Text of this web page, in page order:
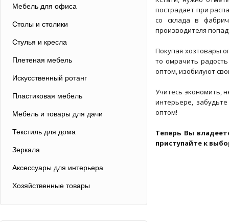
Мебель для офиса
Столы и столики
Стулья и кресла
Плетеная мебель
Искусственный ротанг
Пластиковая мебель
Мебель и товары для дачи
Текстиль для дома
Зеркала
Аксессуары для интерьера
Хозяйственные товары
пострадает при
со склада в
производителя
Покупая хозтовары
то омрачить
оптом, изобилуют
Учитесь экономить,
интерьере,
оптом!
Теперь Вы
приступайте к